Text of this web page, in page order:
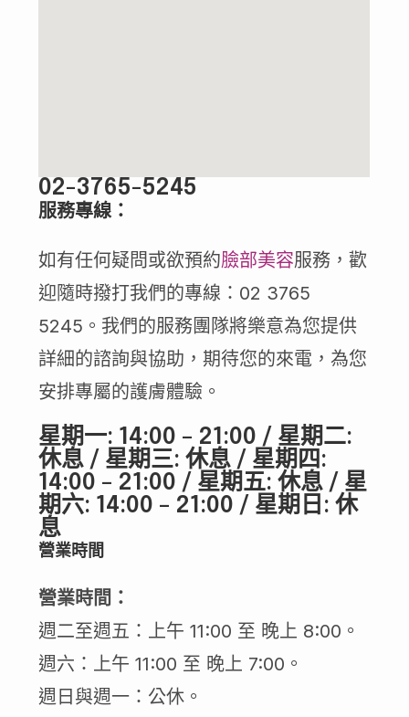
02-3765-5245
服務專線：
如有任何疑問或欲預約臉部美容服務，歡
迎隨時撥打我們的專線：02 3765
5245。我們的服務團隊將樂意為您提供
詳細的諮詢與協助，期待您的來電，為您
安排專屬的護膚體驗。
星期一: 14:00 – 21:00 / 星期二:
休息 / 星期三: 休息 / 星期四:
14:00 – 21:00 / 星期五: 休息 / 星
期六: 14:00 – 21:00 / 星期日: 休
息
營業時間
營業時間：
週二至週五：上午 11:00 至 晚上 8:00。
週六：上午 11:00 至 晚上 7:00。
週日與週一：公休。